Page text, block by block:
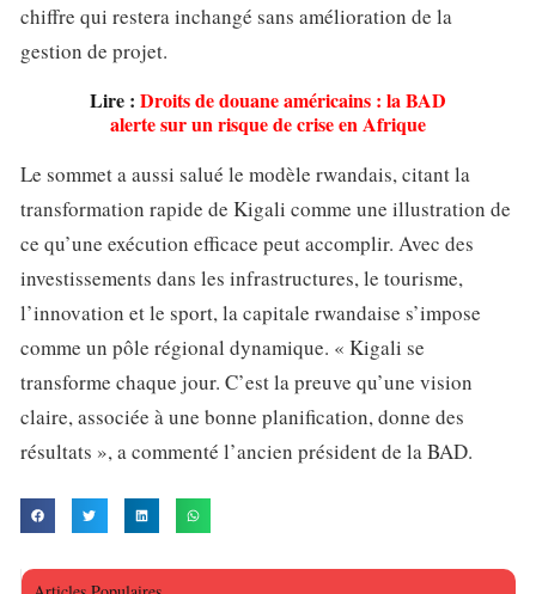
chiffre qui restera inchangé sans amélioration de la
gestion de projet.
Lire : Droits de douane américains : la BAD
alerte sur un risque de crise en Afrique
Le sommet a aussi salué le modèle rwandais, citant la
transformation rapide de Kigali comme une illustration de
ce qu’une exécution efficace peut accomplir. Avec des
investissements dans les infrastructures, le tourisme,
l’innovation et le sport, la capitale rwandaise s’impose
comme un pôle régional dynamique. « Kigali se
transforme chaque jour. C’est la preuve qu’une vision
claire, associée à une bonne planification, donne des
résultats », a commenté l’ancien président de la BAD.